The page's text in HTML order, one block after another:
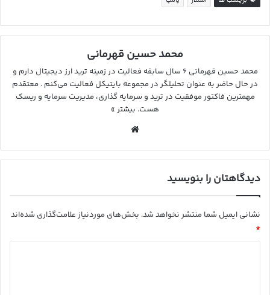
محمد حسین قهرمانی
محمد حسین قهرمانی ۶ سال سابقه فعالیت در زمینه ترید ارز دیجیتال دارم و
در حال حاضر به عنوان تحلیلگر در مجموعه بایتیکل فعالیت می‌کنم . معتقدم
مهمترین فاکتور موفقیت در ترید و سرمایه گذاری، مدیریت سرمایه و ریسک
هست. بیشتر »
ت
دیدگاهتان را بنویسید
نشانی ایمیل شما منتشر نخواهد شد. بخش‌های موردنیاز علامت‌گذاری شده‌اند
*